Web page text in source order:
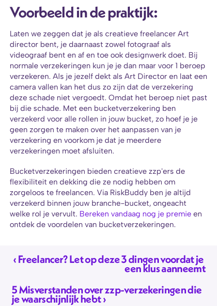
Voorbeeld in de praktijk:
Laten we zeggen dat je als creatieve freelancer Art
director bent, je daarnaast zowel fotograaf als
videograaf bent en af en toe ook designwerk doet. Bij
normale verzekeringen kun je je dan maar voor 1 beroep
verzekeren. Als je jezelf dekt als Art Director en laat een
camera vallen kan het dus zo zijn dat de verzekering
deze schade niet vergoedt. Omdat het beroep niet past
bij die schade. Met een bucketverzekering ben
verzekerd voor alle rollen in jouw bucket, zo hoef je je
geen zorgen te maken over het aanpassen van je
verzekering en voorkom je dat je meerdere
verzekeringen moet afsluiten.
Bucketverzekeringen bieden creatieve zzp'ers de
flexibiliteit en dekking die ze nodig hebben om
zorgeloos te freelancen. Via RiskBuddy ben je altijd
verzekerd binnen jouw branche-bucket, ongeacht
welke rol je vervult. Bereken vandaag nog je premie en
ontdek de voordelen van bucketverzekeringen.
‹ Freelancer? Let op deze 3 dingen voordat je
een klus aanneemt
5 Misverstanden over zzp-verzekeringen die
je waarschijnlijk hebt ›